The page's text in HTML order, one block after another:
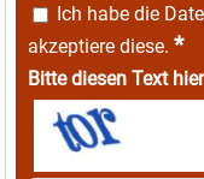
Ich habe die
akzeptiere diese. *
Bitte diesen Text